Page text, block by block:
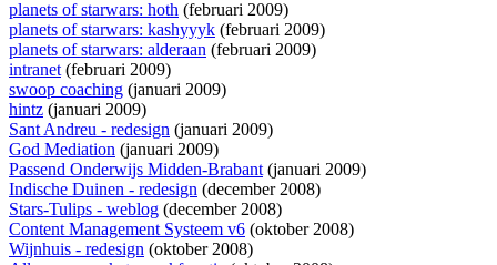
planets of starwars: hoth (februari 2009)
planets of starwars: kashyyyk (februari 2009)
planets of starwars: alderaan (februari 2009)
intranet(februari 2009)
swoop coaching (januari 2009)
hintz (januari 2009)
Sant Andreu - redesign (januari 2009)
God Mediation (januari 2009)
Passend Onderwijs Midden-Brabant(januari 2009)
Indische Duinen - redesign (december 2008)
Stars-Tulips - weblog (december 2008)
Content Management Systeem v6 (oktober 2008)
Wijnhuis - redesign (oktober 2008)